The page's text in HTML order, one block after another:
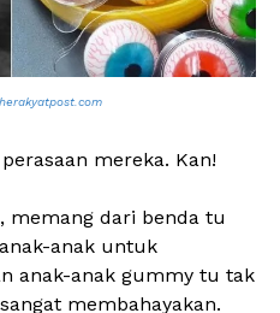
mereka. Kan!
memang dari benda tu
anak untuk
anak-anak gummy tu tak
membahayakan.